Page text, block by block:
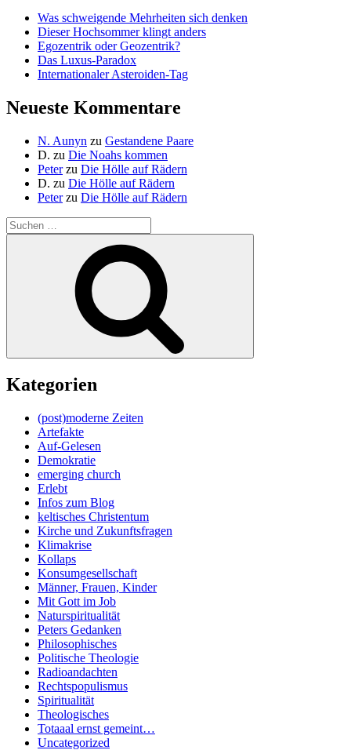
Was schweigende Mehrheiten sich denken
Dieser Hochsommer klingt anders
Egozentrik oder Geozentrik?
Das Luxus-Paradox
Internationaler Asteroiden-Tag
Neueste Kommentare
N. Aunyn zu Gestandene Paare
D. zu Die Noahs kommen
Peterzu Die Hölle auf Rädern
D. zu Die Hölle auf Rädern
Peterzu Die Hölle auf Rädern
Suche
nach:
Kategorien
(post)moderne Zeiten
Artefakte
Auf-Gelesen
Demokratie
emerging church
Erlebt
Infos zum Blog
keltisches Christentum
Kirche und Zukunftsfragen
Klimakrise
Kollaps
Konsumgesellschaft
Männer, Frauen, Kinder
Mit Gott im Job
Naturspiritualität
Peters Gedanken
Philosophisches
Politische Theologie
Radioandachten
Rechtspopulismus
Spiritualität
Theologisches
Totaaal ernst gemeint…
Uncategorized